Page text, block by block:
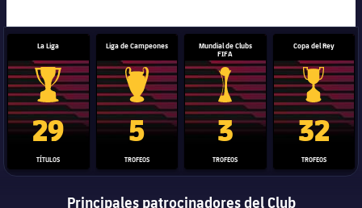
La Liga
Trofeo de La Liga
29
TÍTULOS
Liga de Campeones
Trofeo de la Liga de Campeones
5
TROFEOS
Mundial de Clubs
FIFA
Trofeo del Mundial de
3
TROFEOS
Copa del Rey
Copa del
32
TROFEOS
Principales patrocinadores del Club